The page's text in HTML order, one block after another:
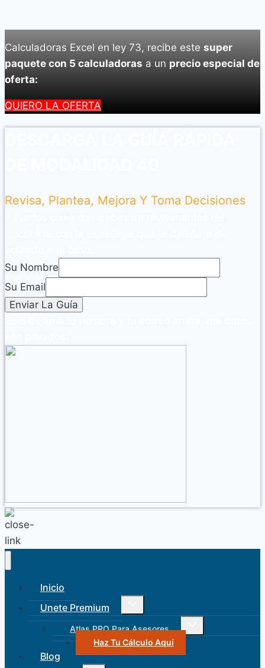
Calculadoras Excel en ley 73, recibe este super
paquete con 5 calculadoras a un precio especial de
oferta:
QUIERO LA OFERTA
Revisa, Plantea, Mejora Y Toma Decisiones
Su Nombre
Su Email
Inicio
Unete Premium
hijo
Atlas PRO Para Asesores
menú
hijo
Haz Tu Cálculo Aquí
Blog